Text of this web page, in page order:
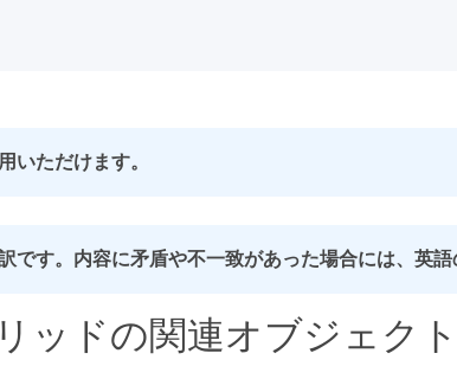
いただけます。
です。内容に矛盾や不一致があった場合には、英語
ッドの関連オブジェク